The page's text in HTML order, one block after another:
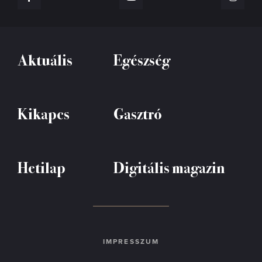
Aktuális Egészség
Kikapcs Gasztró
Hetilap Digitális magazin
IMPRESSZUM